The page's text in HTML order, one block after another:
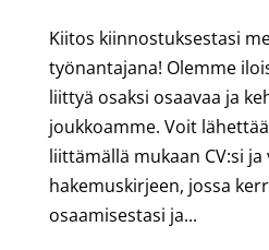
Kiitos kiinnostuksestasi
työnantajana! Olemme
liittyä osaksi osaavaa ja
joukkoamme. Voit
liittämällä mukaan CV:si
hakemuskirjeen, jossa
osaamisestasi ja...